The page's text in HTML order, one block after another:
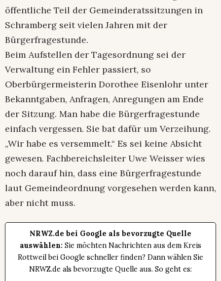
öffentliche Teil der Gemeinderatssitzungen in
Schramberg seit vielen Jahren mit der
Bürgerfragestunde.
Beim Aufstellen der Tagesordnung sei der
Verwaltung ein Fehler passiert, so
Oberbürgermeisterin Dorothee Eisenlohr unter
Bekanntgaben, Anfragen, Anregungen am Ende
der Sitzung. Man habe die Bürgerfragestunde
einfach vergessen. Sie bat dafür um Verzeihung.
„Wir habe es versemmelt.“ Es sei keine Absicht
gewesen. Fachbereichsleiter Uwe Weisser wies
noch darauf hin, dass eine Bürgerfragestunde
laut Gemeindeordnung vorgesehen werden kann,
aber nicht muss.
NRWZ.de bei Google als bevorzugte Quelle
auswählen: Sie möchten Nachrichten aus dem Kreis
Rottweil bei Google schneller finden? Dann wählen Sie
NRWZ.de als bevorzugte Quelle aus. So geht es: